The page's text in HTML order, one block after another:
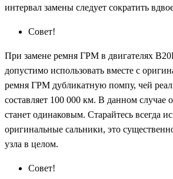
интервал замены следует сократить
Совет!
При замене ремня ГРМ в двигателях
допустимо использовать вместе с
ремня ГРМ дубликатную помпу, чей
составляет 100 000 км. В данном случае
станет одинаковым. Старайтесь всегда
оригинальные сальники, это
узла в целом.
Совет!